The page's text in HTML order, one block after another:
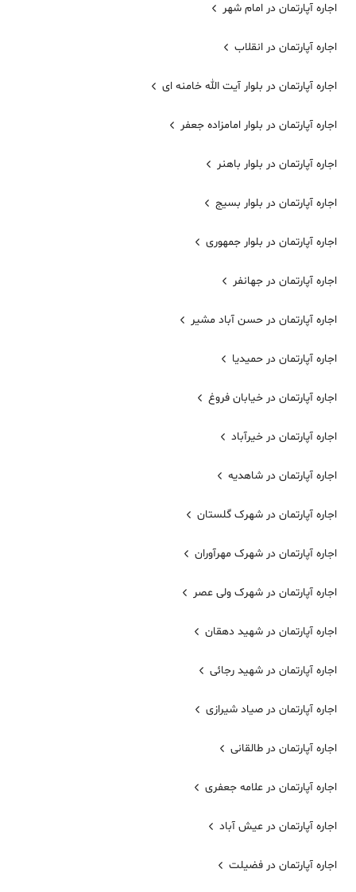
اجاره آپارتمان در امام شهر
اجاره آپارتمان در انقلاب
اجاره آپارتمان در بلوار آیت الله خامنه ای
اجاره آپارتمان در بلوار امامزاده جعفر
اجاره آپارتمان در بلوار باهنر
اجاره آپارتمان در بلوار بسیج
اجاره آپارتمان در بلوار جمهوری
اجاره آپارتمان در جهانفر
اجاره آپارتمان در حسن آباد مشیر
اجاره آپارتمان در حمیدیا
اجاره آپارتمان در خیابان فروغ
اجاره آپارتمان در خیرآباد
اجاره آپارتمان در شاهدیه
اجاره آپارتمان در شهرک گلستان
اجاره آپارتمان در شهرک مهرآوران
اجاره آپارتمان در شهرک ولی عصر
اجاره آپارتمان در شهید دهقان
اجاره آپارتمان در شهید رجائی
اجاره آپارتمان در صیاد شیرازی
اجاره آپارتمان در طالقانی
اجاره آپارتمان در علامه جعفری
اجاره آپارتمان در عیش آباد
اجاره آپارتمان در فضیلت